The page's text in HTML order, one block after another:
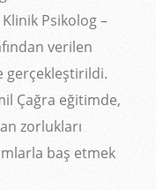
Psikolog –
verilen
gerçekleştirildi.
Çağra eğitimde,
zorlukları
baş etmek